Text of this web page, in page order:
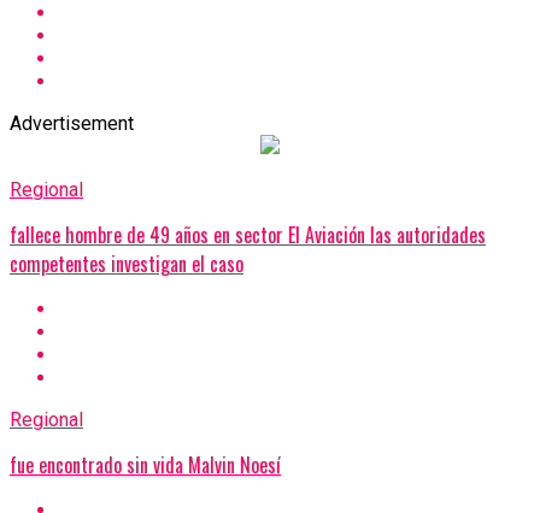
Advertisement
Regional
fallece hombre de 49 años en sector El Aviación las autoridades
competentes investigan el caso
Regional
fue encontrado sin vida Malvin Noesí